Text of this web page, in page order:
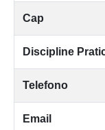
Cap
Discipline
Telefono
Email